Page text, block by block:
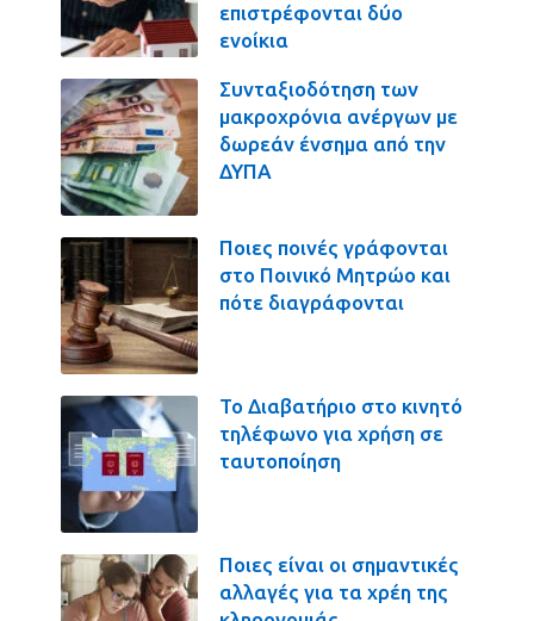
επιστρέφονται δύο
ενοίκια
Συνταξιοδότηση των
μακροχρόνια ανέργων με
δωρεάν ένσημα από την
ΔΥΠΑ
Ποιες ποινές γράφονται
στο Ποινικό Μητρώο και
πότε διαγράφονται
Το Διαβατήριο στο κινητό
τηλέφωνο για χρήση σε
ταυτοποίηση
Ποιες είναι οι σημαντικές
αλλαγές για τα χρέη της